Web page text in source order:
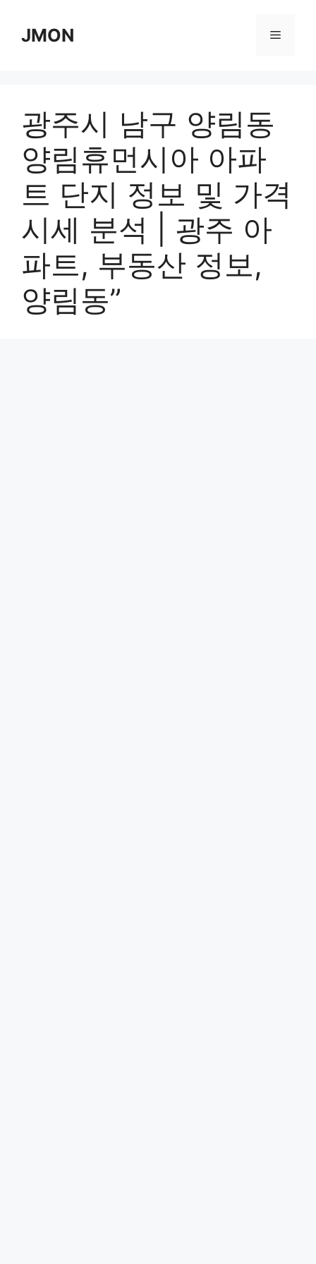
contentJMON Menu
광주시 남구 양림동
양림휴먼시아 아파
트 단지 정보 및 가격
시세 분석 | 광주 아
파트, 부동산 정보,
양림동”